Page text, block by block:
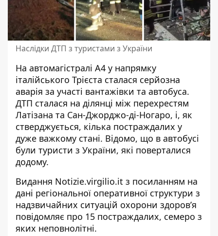
Наслідки ДТП з туристами з України
На автомагістралі А4 у напрямку
італійського Трієста сталася серйозна
аварія за участі вантажівки та автобуса.
ДТП сталася на ділянці між перехрестям
Латізана та Сан-Джорджо-ді-Ногаро, і, як
стверджується, кілька постраждалих у
дуже важкому стані. Відомо, що в автобусі
були туристи з України, які поверталися
додому.
Видання Notizie.virgilio.it з посиланням на
дані регіональної оперативної структури з
надзвичайних ситуацій охорони здоров’я
повідомляє про 15 постраждалих, семеро з
яких неповнолітні.